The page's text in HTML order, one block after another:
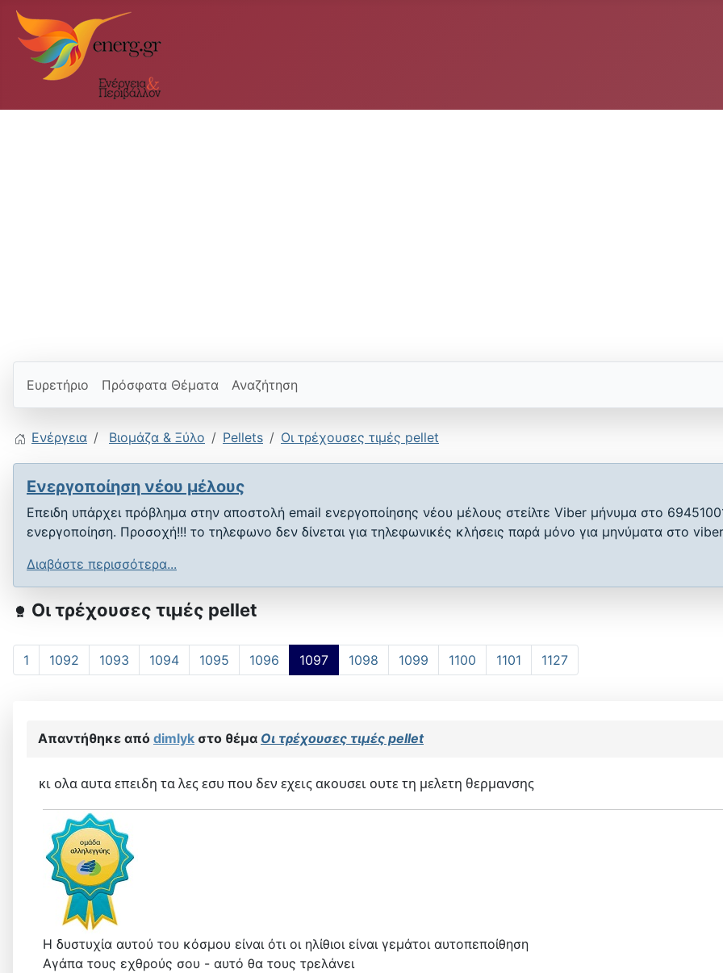
Ευρετήριο Πρόσφατα Θέματα Αναζήτηση
Ενέργεια Βιομάζα & Ξύλο Pellets Οι τρέχουσες τιμές pellet
Ενεργοποίηση νέου μέλους
Επειδη υπάρχει πρόβλημα στην αποστολή email ενεργοποίησης νέου μέλους στείλτε Viber μήνυμα στο
ενεργοποίηση. Προσοχή!!! το τηλεφωνο δεν δίνεται για τηλεφωνικές κλήσεις παρά μόνο για μηνύματα στο
Διαβάστε περισσότερα...
Οι τρέχουσες τιμές pellet
1 1092 1093 1094 1095 1096 1097 1098 1099 1100 1101 1127
Απαντήθηκε από dimlyk στο θέμα Οι τρέχουσες τιμές pellet
κι ολα αυτα επειδη τα λες εσυ που δεν εχεις ακουσει ουτε τη μελετη θερμανσης
Η δυστυχία αυτού του κόσμου είναι ότι οι ηλίθιοι είναι γεμάτοι αυτοπεποίθηση
Αγάπα τους εχθρούς σου - αυτό θα τους τρελάνει